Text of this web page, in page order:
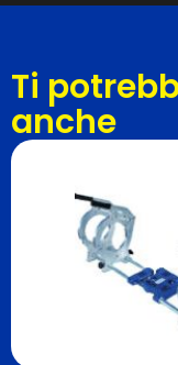
Ti
anche